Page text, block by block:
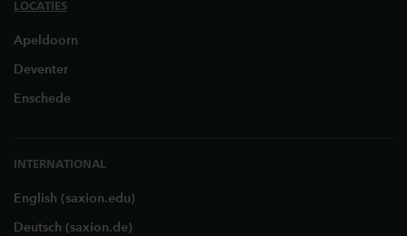
LOCATIES
Apeldoorn
Deventer
Enschede
INTERNATIONAL
English (saxion.edu)
Deutsch (saxion.de)